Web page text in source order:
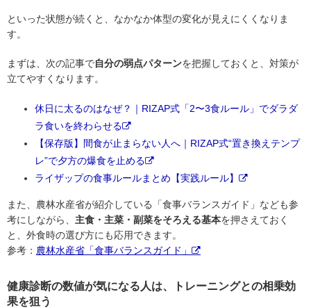
といった状態が続くと、なかなか体型の変化が見えにくくなりま
す。
まずは、次の記事で自分の弱点パターンを把握しておくと、対策が
立てやすくなります。
休日に太るのはなぜ？｜RIZAP式「2〜3食ルール」でダラダ
ラ食いを終わらせる
【保存版】間食が止まらない人へ｜RIZAP式“置き換えテンプ
レ”で夕方の爆食を止める
ライザップの食事ルールまとめ【実践ルール】
また、農林水産省が紹介している「食事バランスガイド」なども参
考にしながら、 主食・主菜・副菜をそろえる基本を押さえておく
と、外食時の選び方にも応用できます。
参考： 農林水産省「食事バランスガイド」
健康診断の数値が気になる人は、トレーニングとの相乗効
果を狙う